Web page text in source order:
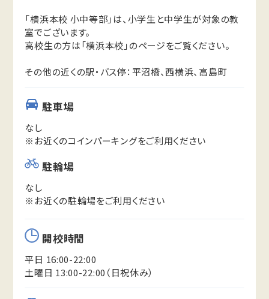
「横浜本校 小中等部」は、小学生と中学生が対象の教
室でございます。
高校生の方は「横浜本校」のページをご覧ください。
その他の近くの駅・バス停：平沼橋、西横浜、高島町
駐車場
なし
※お近くのコインパーキングをご利用ください
駐輪場
なし
※お近くの駐輪場をご利用ください
開校時間
平日 16:00-22:00
土曜日 13:00-22:00（日祝休み）